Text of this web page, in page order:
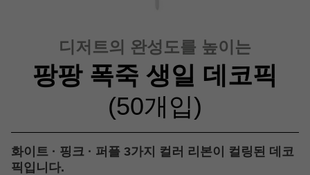
디저트의 완성도를 높이는
팡팡 폭죽 생일 데코픽
(50개입)
화이트 · 핑크 · 퍼플 3가지 컬러 리본이 컬링된 데코
픽입니다.